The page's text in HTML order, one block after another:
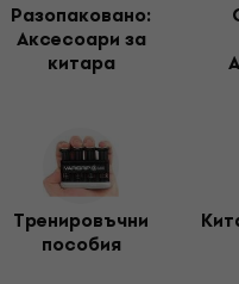
Разопакованo:
Аксесоари за
китара
Тренировъчни
пособия